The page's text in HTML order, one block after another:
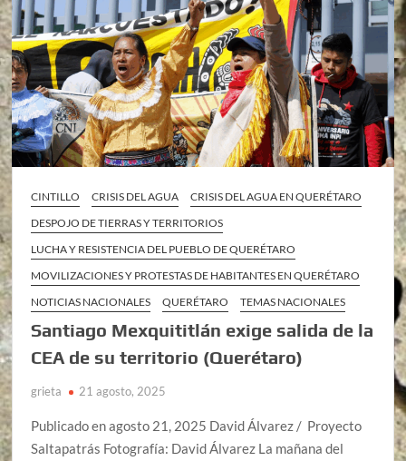
CINTILLO CRISIS DEL AGUA
CRISIS DEL AGUA EN QUERÉTARO
DESPOJO DE TIERRAS Y TERRITORIOS
LUCHA Y RESISTENCIA DEL PUEBLO DE QUERÉTARO
MOVILIZACIONES Y PROTESTAS DE HABITANTES EN QUERÉTARO
NOTICIAS NACIONALES
QUERÉTARO TEMAS NACIONALES
Santiago Mexquititlán exige salida de la
CEA de su territorio (Querétaro)
grieta 21 agosto, 2025
Publicado en agosto 21, 2025 David Álvarez / Proyecto
Saltapatrás Fotografía: David Álvarez La mañana del